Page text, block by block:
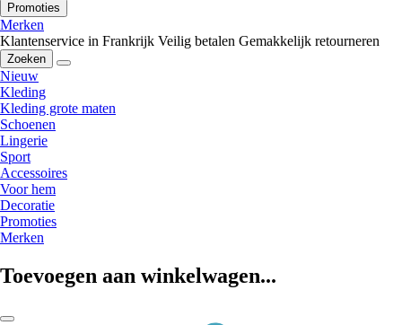
Promoties
Merken
Klantenservice in Frankrijk Veilig betalen Gemakkelijk retourneren
Zoeken
Nieuw
Kleding
Kleding grote maten
Schoenen
Lingerie
Sport
Accessoires
Voor hem
Decoratie
Promoties
Merken
Toevoegen aan winkelwagen...